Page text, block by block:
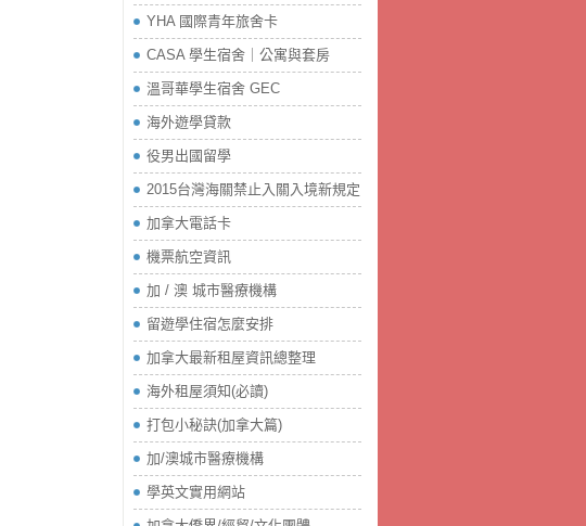
YHA 國際青年旅舍卡
CASA 學生宿舍｜公寓與套房
溫哥華學生宿舍 GEC
海外遊學貸款
役男出國留學
2015台灣海關禁止入關入境新規定
加拿大電話卡
機票航空資訊
加 / 澳 城市醫療機構
留遊學住宿怎麼安排
加拿大最新租屋資訊總整理
海外租屋須知(必讀)
打包小秘訣(加拿大篇)
加/澳城市醫療機構
學英文實用網站